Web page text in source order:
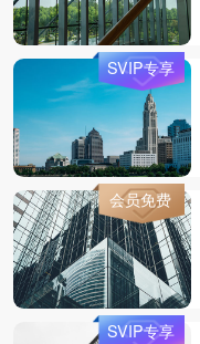
SVIP专享
会员免费
SVIP专享